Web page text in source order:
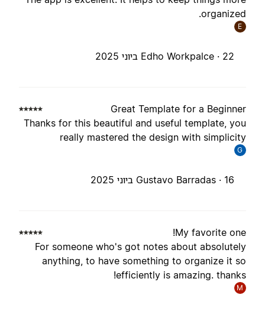
Edho Workpalce ·
Great Template for a
Thanks for this beautiful and useful template,
really mastered the design with
Gustavo Barradas ·
My favorite
For someone who's got notes about
anything, to have something to organize it
efficiently is amazing.